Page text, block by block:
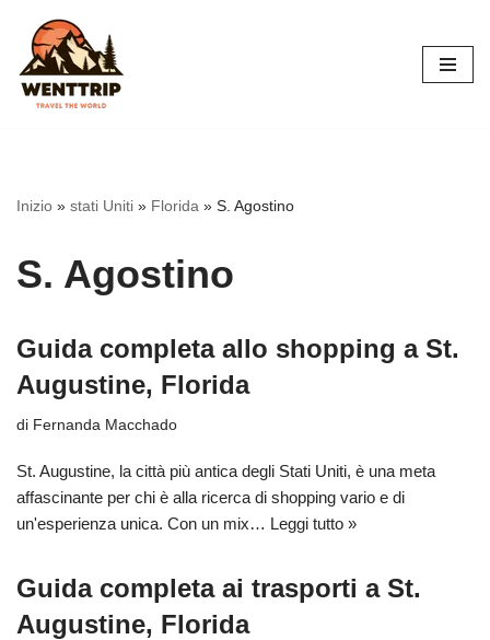
Vai
al
contenuto
Inizio » stati Uniti » Florida » S. Agostino
S. Agostino
Guida completa allo shopping a St.
Augustine, Florida
di Fernanda Macchado
St. Augustine, la città più antica degli Stati Uniti, è una meta
affascinante per chi è alla ricerca di shopping vario e di
un'esperienza unica. Con un mix… Leggi tutto »
Guida completa ai trasporti a St.
Augustine, Florida